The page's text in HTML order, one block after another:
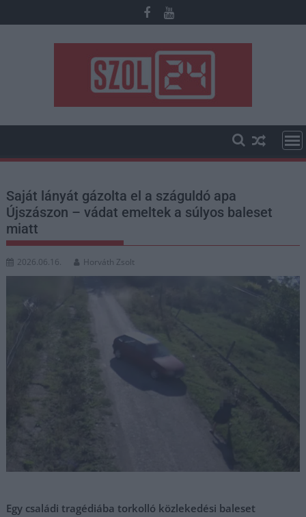
to
Saját lányát gázolta el a száguldó apa
Újszászon – vádat emeltek a súlyos baleset
miatt
2026.06.16. Horváth Zsolt
Egy családi tragédiába torkolló közlekedési baleset